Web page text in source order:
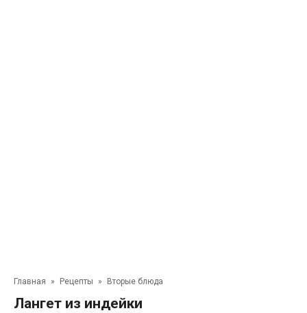
Главная » Рецепты » Вторые блюда
Лангет из индейки